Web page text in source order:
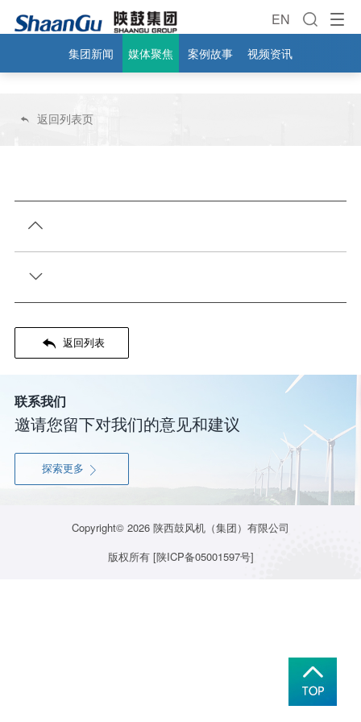
EN
集团新闻 媒体聚焦 案例故事 视频资讯
 返回列表页


 返回列表
联系我们
邀请您留下对我们的意见和建议
探索更多 
Copyright© 2026 陕西鼓风机（集团）有限公司
版权所有 [陕ICP备05001597号]